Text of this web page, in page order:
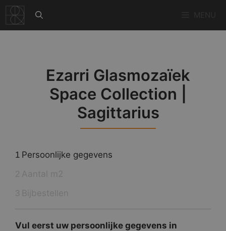
naar
de
Ezarri Glasmozaïek
Space Collection |
Sagittarius
1 Persoonlijke gegevens
Vul eerst uw persoonlijke gegevens in